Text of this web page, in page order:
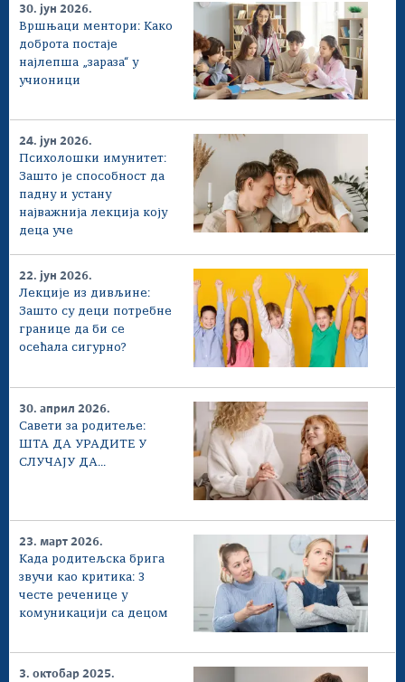
30. јун 2026.
Вршњаци ментори: Како
доброта постаје
најлепша „зараза“ у
учионици
24. јун 2026.
Психолошки имунитет:
Зашто је способност да
падну и устану
најважнија лекција коју
деца уче
22. јун 2026.
Лекције из дивљине:
Зашто су деци потребне
границе да би се
осећала сигурно?
30. април 2026.
Савети за родитеље:
ШТА ДА УРАДИТЕ У
СЛУЧАЈУ ДА...
23. март 2026.
Када родитељска брига
звучи као критика: 3
честе реченице у
комуникацији са децом
3. октобар 2025.